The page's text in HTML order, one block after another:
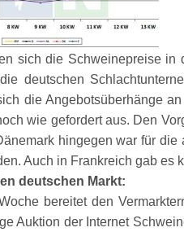
sich die Schweinepreise
die deutschen
die Angebotsüberhänge
wie gefordert aus. Den
hingegen war für
Auch in Frankreich gab es
deutschen Markt:
bereitet den
Auktion der Internet